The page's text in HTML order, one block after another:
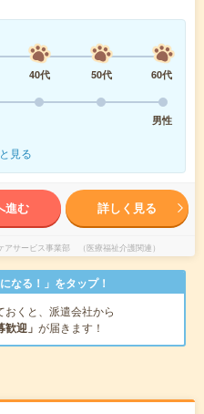
40代 50代
60代
男性
見る
進む 詳しく見る
サービス事業部 （医療福祉介護関連）
なる！」をタップ！
おくと、派遣会社から
歓迎」 が届きます！